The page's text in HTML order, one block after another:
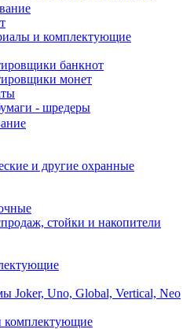
и комплектующие
банкнот
монет
- шредеры
и другие охранные
стойки и накопители
Joker, Uno, Global, Vertical, Neo
комплектующие